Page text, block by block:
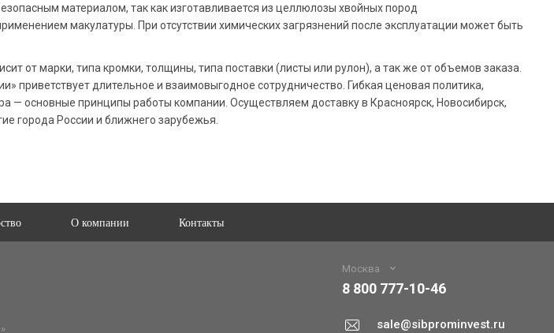
материалом, так как изготавливается из целлюлозы хвойных пород
макулатуры. При отсутствии химических загрязнений после эксплуатации может быть
от марки, типа кромки, толщины, типа поставки (листы или рулон), а так же от объемов заказа.
приветствует длительное и взаимовыгодное сотрудничество. Гибкая ценовая политика,
— основные принципы работы компании. Осуществляем доставку в Красноярск, Новосибирск,
города России и ближнего зарубежья.
О компании Контакты
»
Москва
8 800 777-10-46
sale@sibprominvest.ru